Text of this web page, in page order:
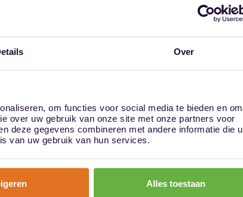
Over
om functies voor social media te bieden en om
over uw gebruik van onze site met onze partners voor
deze gegevens combineren met andere informatie die u
van uw gebruik van hun services.
Alles toestaan
Alphen aan den Rijn
Hoe werkt het?
Veilige opslag
Particulieren
Zakelijk